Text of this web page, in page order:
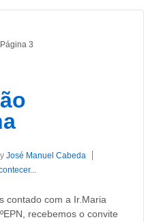
Página 3
José Manuel Cabeda
contado com a Ir.Maria
recebemos o convite